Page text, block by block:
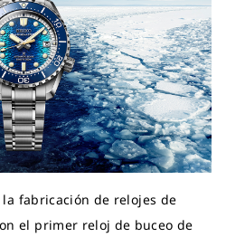
fabricación de relojes de
el primer reloj de buceo de